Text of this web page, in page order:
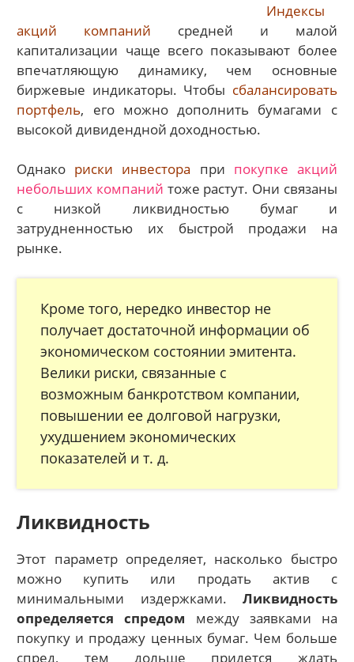
Индексы
акций компаний средней и малой
капитализации чаще всего показывают более
впечатляющую динамику, чем основные
биржевые индикаторы. Чтобы сбалансировать
портфель, его можно дополнить бумагами с
высокой дивидендной доходностью.
Однако риски инвестора при покупке акций
небольших компаний тоже растут. Они связаны
с низкой ликвидностью бумаг и
затрудненностью их быстрой продажи на
рынке.
Кроме того, нередко инвестор не
получает достаточной информации об
экономическом состоянии эмитента.
Велики риски, связанные с
возможным банкротством компании,
повышении ее долговой нагрузки,
ухудшением экономических
показателей и т. д.
Ликвидность
Этот параметр определяет, насколько быстро
можно купить или продать актив с
минимальными издержками. Ликвидность
определяется спредом между заявками на
покупку и продажу ценных бумаг. Чем больше
спред, тем дольше придется ждать